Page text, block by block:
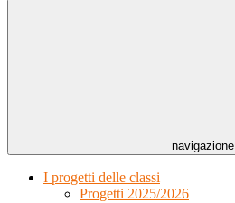
navigazione
I progetti delle classi
Progetti 2025/2026